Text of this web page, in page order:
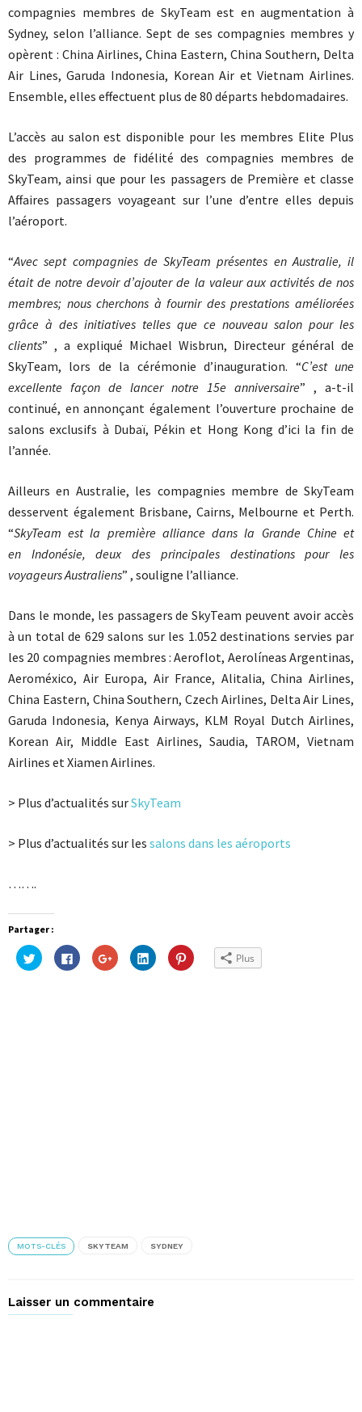
compagnies membres de SkyTeam est en augmentation à
Sydney, selon l’alliance. Sept de ses compagnies membres y
opèrent : China Airlines, China Eastern, China Southern, Delta
Air Lines, Garuda Indonesia, Korean Air et Vietnam Airlines.
Ensemble, elles effectuent plus de 80 départs hebdomadaires.
L’accès au salon est disponible pour les membres Elite Plus
des programmes de fidélité des compagnies membres de
SkyTeam, ainsi que pour les passagers de Première et classe
Affaires passagers voyageant sur l’une d’entre elles depuis
l’aéroport.
“Avec sept compagnies de SkyTeam présentes en Australie, il
était de notre devoir d’ajouter de la valeur aux activités de nos
membres; nous cherchons à fournir des prestations améliorées
grâce à des initiatives telles que ce nouveau salon pour les
clients” , a expliqué Michael Wisbrun, Directeur général de
SkyTeam, lors de la cérémonie d’inauguration. “C’est une
excellente façon de lancer notre 15e anniversaire” , a-t-il
continué, en annonçant également l’ouverture prochaine de
salons exclusifs à Dubaï, Pékin et Hong Kong d’ici la fin de
l’année.
Ailleurs en Australie, les compagnies membre de SkyTeam
desservent également Brisbane, Cairns, Melbourne et Perth.
“SkyTeam est la première alliance dans la Grande Chine et
en Indonésie, deux des principales destinations pour les
voyageurs Australiens” , souligne l’alliance.
Dans le monde, les passagers de SkyTeam peuvent avoir accès
à un total de 629 salons sur les 1.052 destinations servies par
les 20 compagnies membres : Aeroflot, Aerolíneas Argentinas,
Aeroméxico, Air Europa, Air France, Alitalia, China Airlines,
China Eastern, China Southern, Czech Airlines, Delta Air Lines,
Garuda Indonesia, Kenya Airways, KLM Royal Dutch Airlines,
Korean Air, Middle East Airlines, Saudia, TAROM, Vietnam
Airlines et Xiamen Airlines.
> Plus d’actualités surSkyTeam
> Plus d’actualités sur les salons dans les aéroports
…….
Partager :
Cliquez
pour
partager
Cliquez
pour
partager
Cliquez
pour
partager
Cliquez
pour
partager
Cliquez
pour Plus
MOTS-CLÉS SKYTEAM SYDNEY
Laisser un commentaire